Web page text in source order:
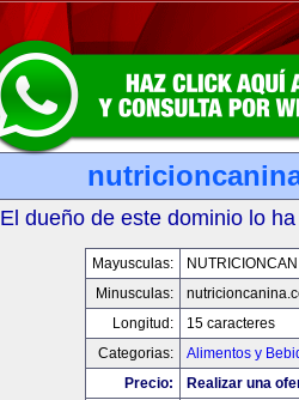
El dueño de este dominio lo
Mayusculas:
Minusculas:
Longitud:
15 caracteres
Categorias:
Alimentos y
Precio:
Realizar una